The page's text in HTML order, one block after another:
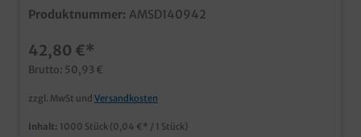
Produktnummer: AMSD140942
42,80 €*
Brutto: 50,93 €
zzgl. MwSt und Versandkosten
Inhalt: 1000 Stück (0,04 €* / 1 Stück)